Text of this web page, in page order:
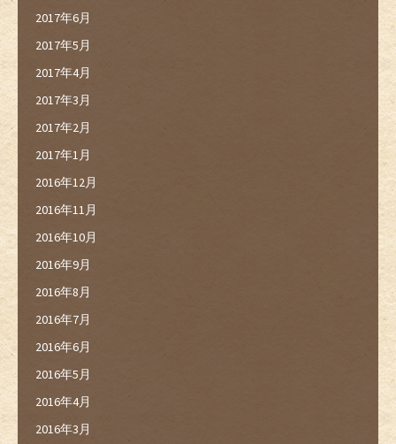
2017年6月
2017年5月
2017年4月
2017年3月
2017年2月
2017年1月
2016年12月
2016年11月
2016年10月
2016年9月
2016年8月
2016年7月
2016年6月
2016年5月
2016年4月
2016年3月